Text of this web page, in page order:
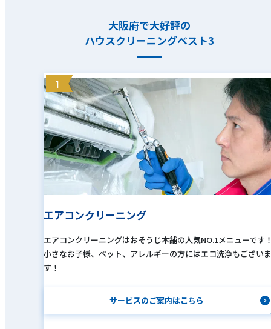
大阪府で大好評の
ハウスクリーニングベスト3
1
エアコンクリーニング
エアコンクリーニングはおそうじ本舗の人気NO.1メニューです
小さなお子様、ペット、アレルギーの方にはエコ洗浄もございま
す！
サービスのご案内はこちら